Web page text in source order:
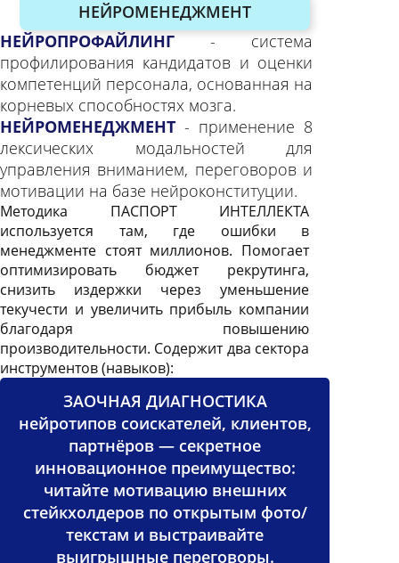
НЕЙРОМЕНЕДЖМЕНТ
НЕЙРОПРОФАЙЛИНГ
- система
профилирования кандидатов и оценки
компетенций персонала, основанная на
корневых способностях мозга.
НЕЙРОМЕНЕДЖМЕНТ- применение 8
лексических модальностей для
управления вниманием, переговоров и
мотивации на базе нейроконституции.
Методика ПАСПОРТ ИНТЕЛЛЕКТА
используется там, где ошибки в
менеджменте стоят миллионов. Помогает
оптимизировать бюджет рекрутинга,
снизить издержки через уменьшение
текучести и увеличить прибыль компании
благодаря повышению
производительности. Содержит два сектора
инструментов (навыков):
ЗАОЧНАЯ ДИАГНОСТИКА
нейротипов соискателей, клиентов,
партнёров — секретное
инновационное преимущество:
читайте мотивацию внешних
стейкхолдеров по открытым фото/
текстам и выстраивайте
выигрышные переговоры.